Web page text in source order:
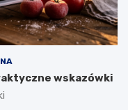
wskazówki